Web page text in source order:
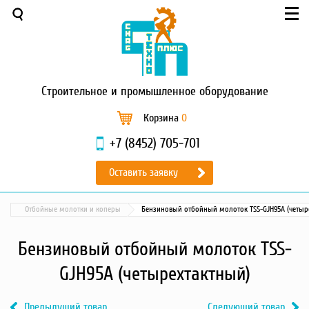
Строительное и промышленное оборудование
Корзина 0
+7 (8452) 705-701
Оставить заявку
Отбойные молотки и коперы Бензиновый отбойный молоток TSS-GJH95A
Бензиновый отбойный молоток TSS-
GJH95A (четырехтактный)
Меню
Доставка и оплата
Садовая техника
Промышленный обогрев
Строительные леса
Запчасти для малой